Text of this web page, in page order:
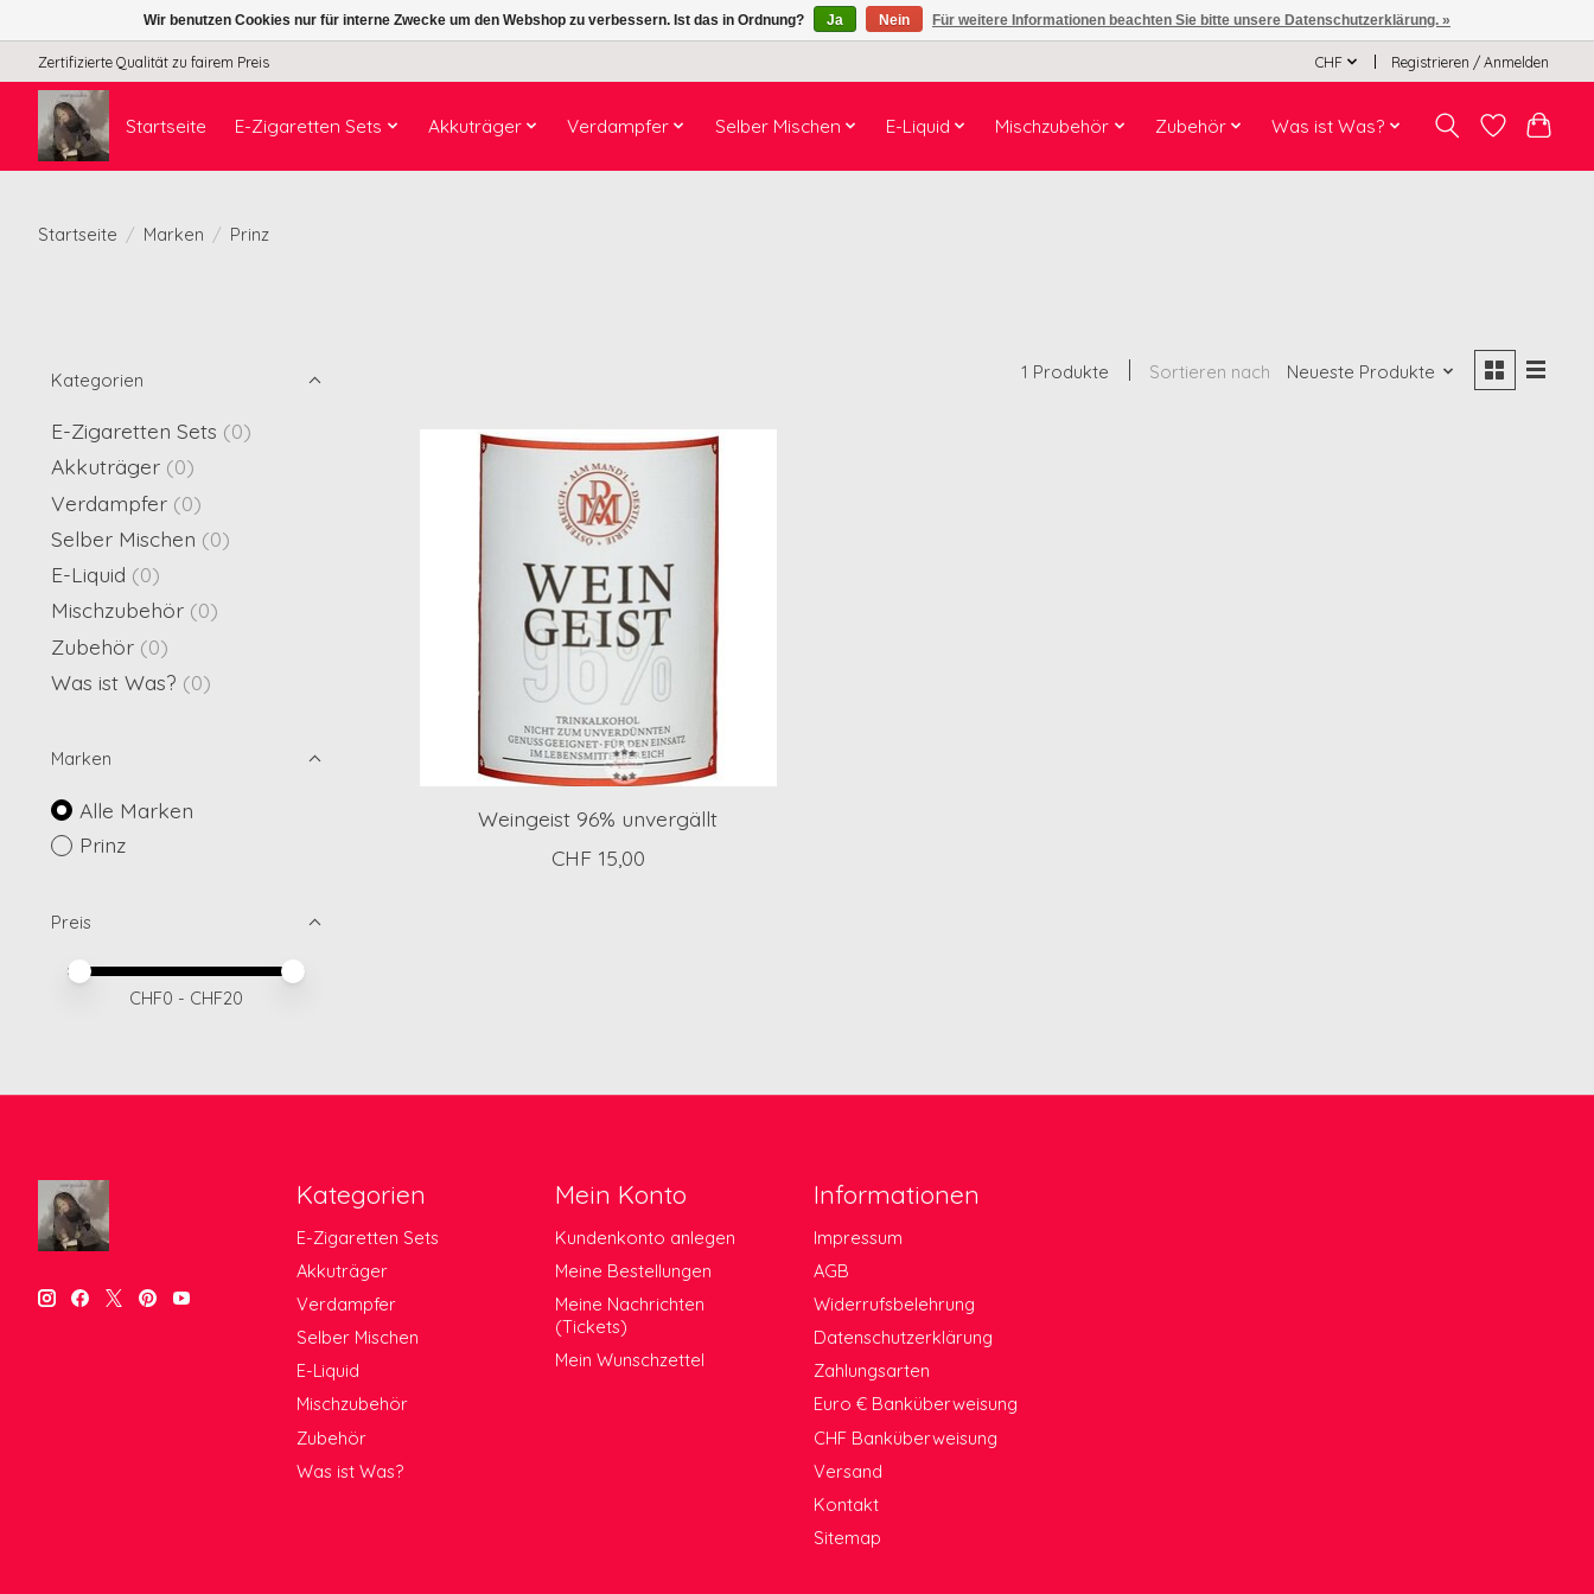
Zertifizierte Qualität zu fairem Preis CHF Registrieren / Anmelden
Startseite E-Zigaretten Sets Akkuträger Verdampfer Selber Mischen E-Liquid Mischzubehör Zubehör Was ist Was?
Startseite / Marken / Prinz
Kategorien
E-Zigaretten Sets (0)
Akkuträger (0)
Verdampfer (0)
Selber Mischen (0)
E-Liquid (0)
Mischzubehör (0)
Zubehör (0)
Was ist Was? (0)
Marken
Alle Marken
Prinz
Preis
Preis – Mindestwert
Price maximum value
CHF0 - CHF20
1 Produkte Sortieren nach Neueste Produkte
Weingeist 96% unvergällt
CHF 15,00
Kategorien
E-Zigaretten Sets
Akkuträger
Verdampfer
Selber Mischen
E-Liquid
Mischzubehör
Zubehör
Was ist Was?
Mein Konto
Kundenkonto anlegen
Meine Bestellungen
Meine Nachrichten
(Tickets)
Mein Wunschzettel
Informationen
Impressum
AGB
Widerrufsbelehrung
Datenschutzerklärung
Zahlungsarten
Euro € Banküberweisung
CHF Banküberweisung
Versand
Kontakt
Sitemap
Wir benutzen Cookies nur für interne Zwecke um den Webshop zu verbessern. Ist das in Ordnung? Ja Nein Für weitere Informationen beachten Sie bitte unsere Datenschutzerklärung. »